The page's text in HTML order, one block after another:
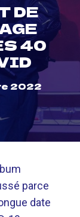
DE
40
2022
parce
date